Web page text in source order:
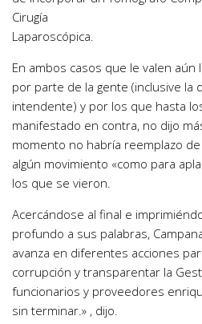
Cirugía
Laparoscópica.
En ambos casos que le valen
por parte de la gente (inclusive la
intendente) y por los que hasta
manifestado en contra, no dijo
momento no habría reemplazo
algún movimiento «como para
los que se vieron.
Acercándose al final e
profundo a sus palabras,
avanza en diferentes acciones
corrupción y transparentar la
funcionarios y proveedores
sin terminar.» , dijo.